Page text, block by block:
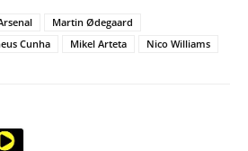
Martin Ødegaard
Cunha Mikel Arteta Nico Williams